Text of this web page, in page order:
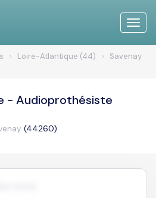
Toggle
Loire-Atlantique (44)
Savenay
- Audioprothésiste
(44260)